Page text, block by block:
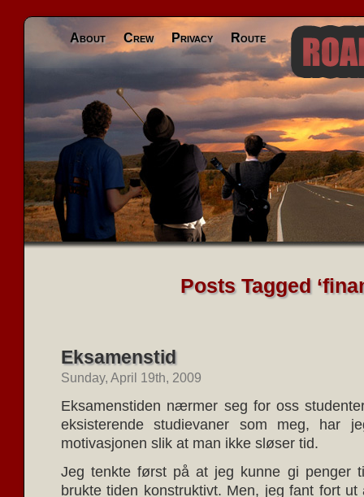
About Crew Privacy Route
Posts Tagged
Eksamenstid
Sunday, April 19th, 2009
Eksamenstiden nærmer seg for oss
eksisterende studievaner som meg, har
motivasjonen slik at man ikke sløser tid.
Jeg tenkte først på at jeg kunne gi penger
brukte tiden konstruktivt. Men, jeg fant fort